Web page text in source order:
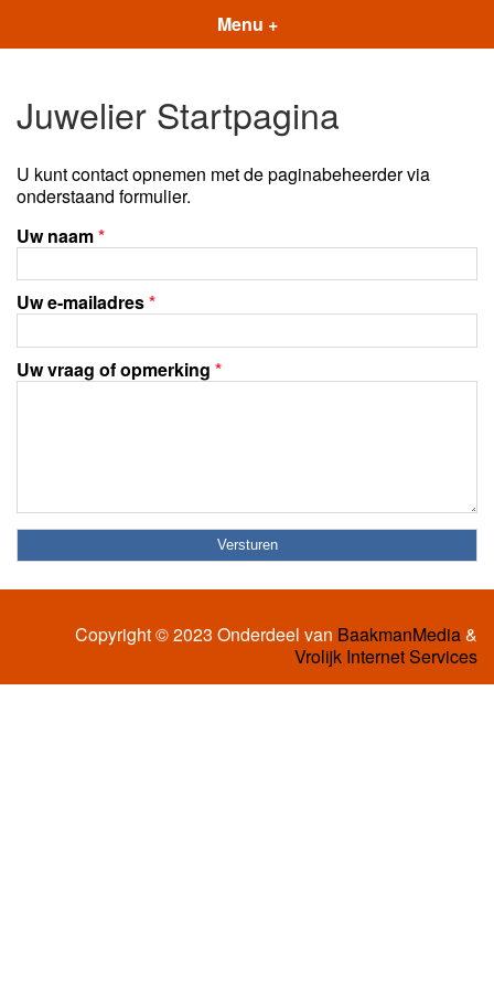
Menu +
Juwelier Startpagina
U kunt contact opnemen met de paginabeheerder via
onderstaand formulier.
Uw naam*
Uw e-mailadres*
Uw vraag of opmerking *
Copyright © 2023 Onderdeel van BaakmanMedia&
Vrolijk Internet Services